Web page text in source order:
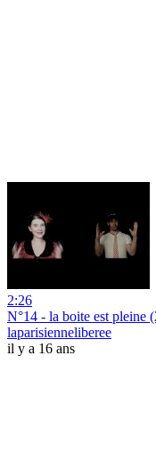
2:26
N°14 - la boite est pleine
laparisienneliberee
il y a 16 ans